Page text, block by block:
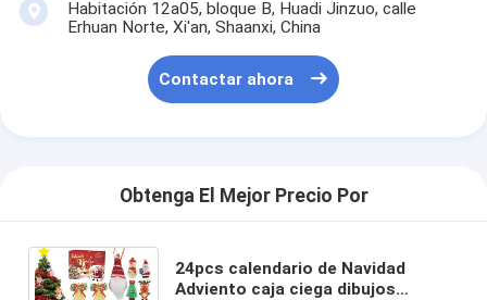
Habitación 12a05, bloque B, Huadi Jinzuo, calle
Erhuan Norte, Xi'an, Shaanxi, China
Contactar ahora
Obtenga El Mejor Precio Por
24pcs calendario de Navidad
Adviento caja ciega dibujos